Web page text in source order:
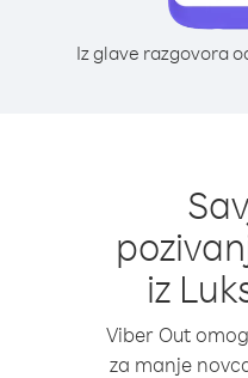
Iz glave razgovora
iz
Viber Out
za manje